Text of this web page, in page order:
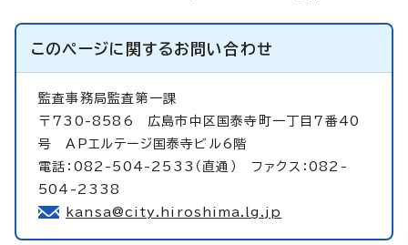
このページに関するお問い合わせ
監査事務局監査第一課
〒730-8586 広島市中区国泰寺町一丁目7番40
号 APエルテージ国泰寺ビル6階
電話：082-504-2533（直通） ファクス：082-
504-2338
kansa@city.hiroshima.lg.jp